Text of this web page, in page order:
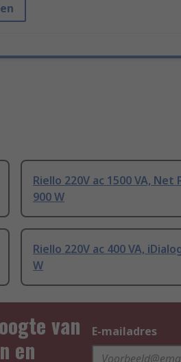
Riello 220V ac 1500 VA, Net
900 W
Riello 220V ac 400 VA,
W
van
en
E-mailadres